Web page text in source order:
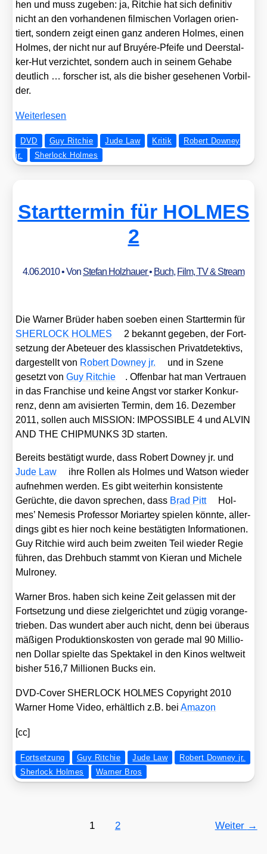
hen und muss zuge­ben: ja, Rit­chie hat sich defi­ni­tiv
nicht an den vor­han­de­nen fil­mi­schen Vor­la­gen ori­en­
tiert, son­dern zeigt einen ganz ande­ren Hol­mes, einen
Hol­mes, der nicht nur auf Bruyé­re-Pfei­fe und Deer­s­tal­
ker-Hut ver­zich­tet, son­dern auch in sei­nem Geha­be
deut­lich … for­scher ist, als die bis­her gese­he­nen Vor­bil­
der.
Wei­ter­le­sen
DVD Guy Ritchie Jude Law Kritik
Robert Downey
jr.
Sherlock Holmes
Starttermin für HOLMES
2
4.06.2010• Von Stefan Holzhauer• Buch, Film, TV & Stream
Die War­ner Brü­der haben soeben einen Start­ter­min für
SHERLOCK HOLMES
2 bekannt gege­ben, der Fort­
set­zung der Abe­teu­er des klas­si­schen Pri­vat­de­tek­tivs,
dar­ge­stellt von Robert Dow­ney jr.
und in Sze­ne
gesetzt vonGuy Rit­chie
. Offen­bar hat man Ver­trau­en
in das Fran­chise und kei­ne Angst vor star­ker Kon­kur­
renz, denn am avi­sier­ten Ter­min, dem 16. Dezem­ber
2011, sol­len auch MISSION: IMPOSSIBLE 4 und ALVIN
AND THE CHIPMUNKS 3D star­ten.
Bereits bestä­tigt wur­de, dass Robert Dow­ney jr. und
Jude Law
ihre Rol­len als Hol­mes und Wat­son wie­der
auf­neh­men wer­den. Es gibt wei­ter­hin kon­sis­ten­te
Gerüch­te, die davon spre­chen, dass Brad Pitt
Hol­
mes’ Neme­sis Pro­fes­sor Mori­ar­tey spie­len könn­te, aller­
dings gibt es hier noch kei­ne bestä­tig­ten Infor­ma­tio­nen.
Guy Rit­chie wird auch beim zwei­ten Teil wie­der Regie
füh­ren, das Dreh­buch stammt von Kier­an und Miche­le
Mul­ro­ney.
War­ner Bros. haben sich kei­ne Zeit gelas­sen mit der
Fort­set­zung und die­se ziel­ge­rich­tet und zügig vor­an­ge­
trie­ben. Das wun­dert aber auch nicht, denn bei über­aus
mäßi­gen Pro­duk­ti­ons­kos­ten von gera­de mal 90 Mil­lio­
nen Dol­lar spiel­te das Spek­ta­kel in den Kinos welt­weit
bis­her 516,7 Mil­lio­nen Bucks ein.
DVD-Cover SHERLOCK HOLMES Copy­right 2010
War­ner Home Video, erhält­lich z.B. beiAma­zon
[cc]
Fortsetzung Guy Ritchie Jude Law
Robert Downey jr.
Sherlock Holmes
Warner Bros
1 2 Weiter →